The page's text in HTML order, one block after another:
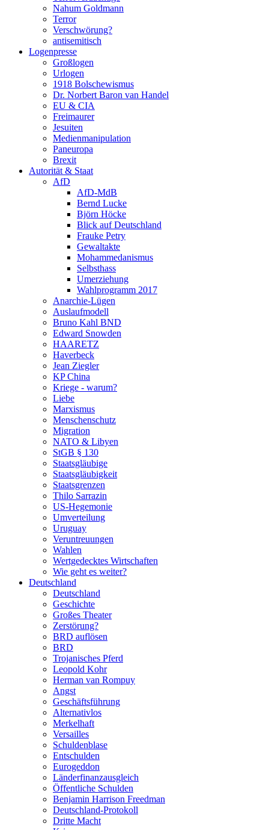
Nahum Goldmann
Terror
Verschwörung?
antisemitisch
Logenpresse
Großlogen
Urlogen
1918 Bolschewismus
Dr. Norbert Baron van Handel
EU & CIA
Freimaurer
Jesuiten
Medienmanipulation
Paneuropa
Brexit
Autorität & Staat
AfD
AfD-MdB
Bernd Lucke
Björn Höcke
Blick auf Deutschland
Frauke Petry
Gewaltakte
Mohammedanismus
Selbsthass
Umerziehung
Wahlprogramm 2017
Anarchie-Lügen
Auslaufmodell
Bruno Kahl BND
Edward Snowden
HAARETZ
Haverbeck
Jean Ziegler
KP China
Kriege - warum?
Liebe
Marxismus
Menschenschutz
Migration
NATO & Libyen
StGB § 130
Staatsgläubige
Staatsgläubigkeit
Staatsgrenzen
Thilo Sarrazin
US-Hegemonie
Umverteilung
Uruguay
Veruntreuungen
Wahlen
Wertgedecktes Wirtschaften
Wie geht es weiter?
Deutschland
Deutschland
Geschichte
Großes Theater
Zerstörung?
BRD auflösen
BRD
Trojanisches Pferd
Leopold Kohr
Herman van Rompuy
Angst
Geschäftsführung
Alternativlos
Merkelhaft
Versailles
Schuldenblase
Entschulden
Eurogeddon
Länderfinanzausgleich
Öffentliche Schulden
Benjamin Harrison Freedman
Deutschland-Protokoll
Dritte Macht